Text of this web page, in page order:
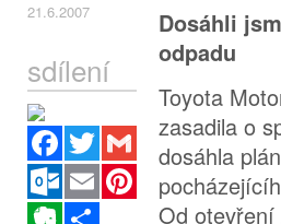
21.6.2007
sdílení
Facebook
Twitter
Gmail
Outlook.com
Email
Pinterest
Evernote
Dosáhli
odpadu
Toyota
zasadila o
dosáhla
Od otevření